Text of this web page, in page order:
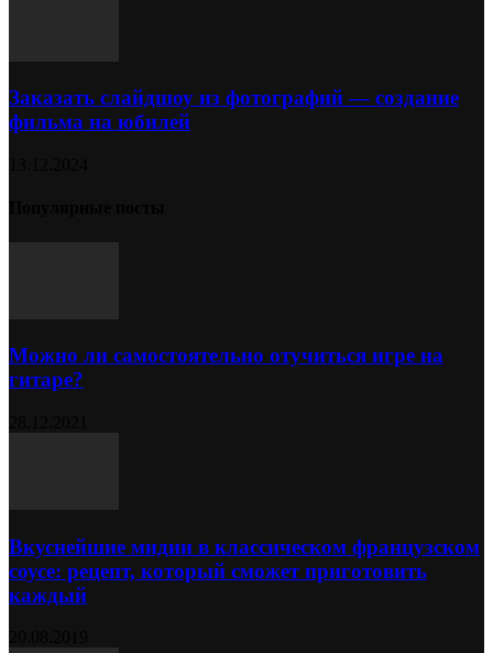
Заказать слайдшоу из фотографий — создание
фильма на юбилей
Можно ли самостоятельно отучиться игре на
гитаре?
Вкуснейшие мидии в классическом французском
соусе: рецепт, который сможет приготовить
каждый